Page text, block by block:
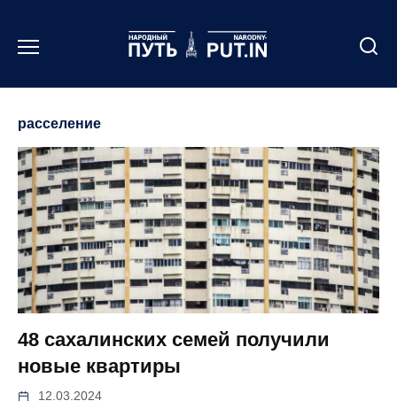
содержанию
расселение
48 сахалинских семей получили
новые квартиры
12.03.2024